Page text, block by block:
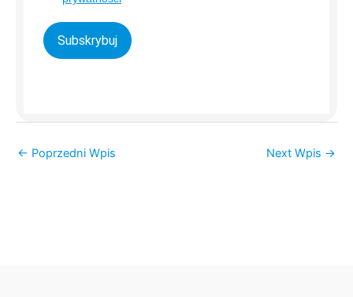
Subskrybuj
← Poprzedni Wpis Next Wpis →